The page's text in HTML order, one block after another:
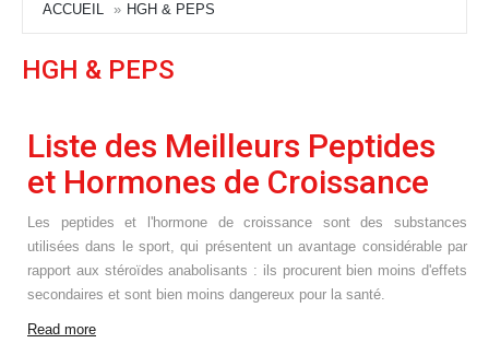
ACCUEIL HGH & PEPS
HGH & PEPS
Liste des Meilleurs Peptides
et Hormones de Croissance
Les peptides et l'hormone de croissance sont des substances
utilisées dans le sport, qui présentent un avantage considérable par
rapport aux stéroïdes anabolisants : ils procurent bien moins d'effets
secondaires et sont bien moins dangereux pour la santé.
Read more